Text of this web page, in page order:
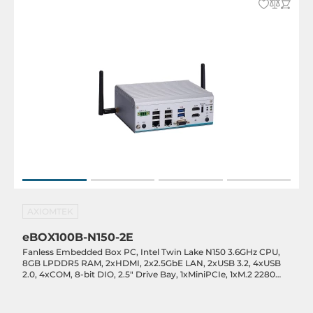
Betriebssystemkompatibilität
100 mm
Höhe
31 mm
eBOX100B-N150-2E
Fanless Embedded Box PC, Intel Twin Lake N150 3.6GHz CPU,
8GB LPDDR5 RAM, 2xHDMI, 2x2.5GbE LAN, 2xUSB 3.2, 4xUSB
2.0, 4xCOM, 8-bit DIO, 2.5" Drive Bay, 1xMiniPCIe, 1xM.2 2280